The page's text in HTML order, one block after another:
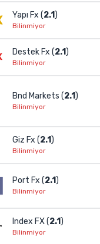
Yapı Fx (2.1)
Bilinmiyor
Destek Fx (2.1)
Bilinmiyor
Bnd Markets (2.1)
Bilinmiyor
Giz Fx (2.1)
Bilinmiyor
Port Fx (2.1)
Bilinmiyor
Index FX (2.1)
Bilinmiyor